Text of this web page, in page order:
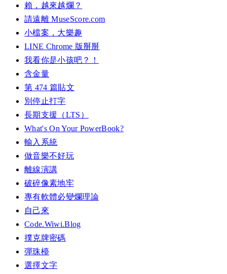
賴，越來越爛？
請遠離 MuseScore.com
小檔案，大樂趣
LINE Chrome 版掰掰
我看你是小孩吧？！
含金量
第 474 篇貼文
別停止打字
長期支援（LTS）
What's On Your PowerBook?
輸入系統
做音樂不好玩
離線演講
破碎像素地牢
專有軟體必變爛理論
自己來
Code.Wiwi.Blog
撲克牌密碼
彈珠檯
選擇文字